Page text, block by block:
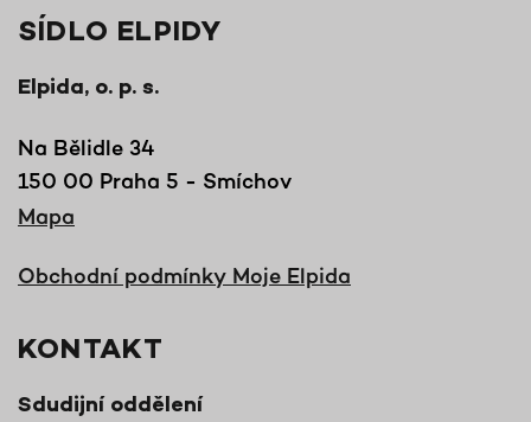
SÍDLO ELPIDY
Elpida, o. p. s.
Na Bělidle 34
150 00 Praha 5 - Smíchov
Mapa
Obchodní podmínky Moje Elpida
KONTAKT
Sdudijní oddělení